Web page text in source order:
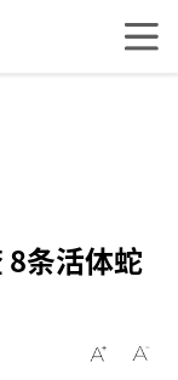
8条活体蛇